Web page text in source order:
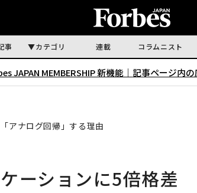
事 カテゴリ 連載 コラムニスト
JAPAN MEMBERSHIP 新機能｜ 記事ページ内
アナログ回帰」する理由
ーションに5倍格差